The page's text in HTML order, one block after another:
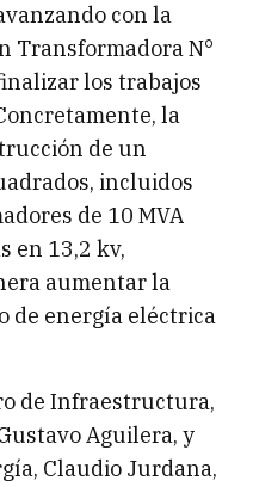
con la
Transformadora N°
los trabajos
la
de un
incluidos
de 10 MVA
en 13,2 kv,
aumentar la
de energía eléctrica
de Infraestructura,
Aguilera, y
Claudio Jurdana,